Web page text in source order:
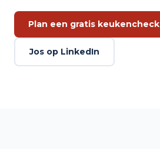
Plan een gratis keukencheck
Jos op LinkedIn